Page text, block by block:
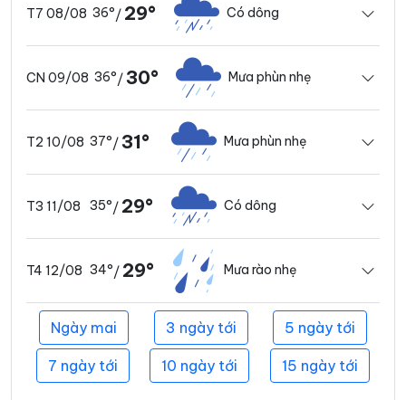
T7 08/08 36°/ 29° Có dông
CN 09/08 36°/30° Mưa phùn nhẹ
T2 10/08 37°/31° Mưa phùn nhẹ
T3 11/08 35°/ 29° Có dông
T4 12/08 34°/ 29° Mưa rào nhẹ
Ngày mai 3 ngày tới 5 ngày tới
7 ngày tới 10 ngày tới 15 ngày tới